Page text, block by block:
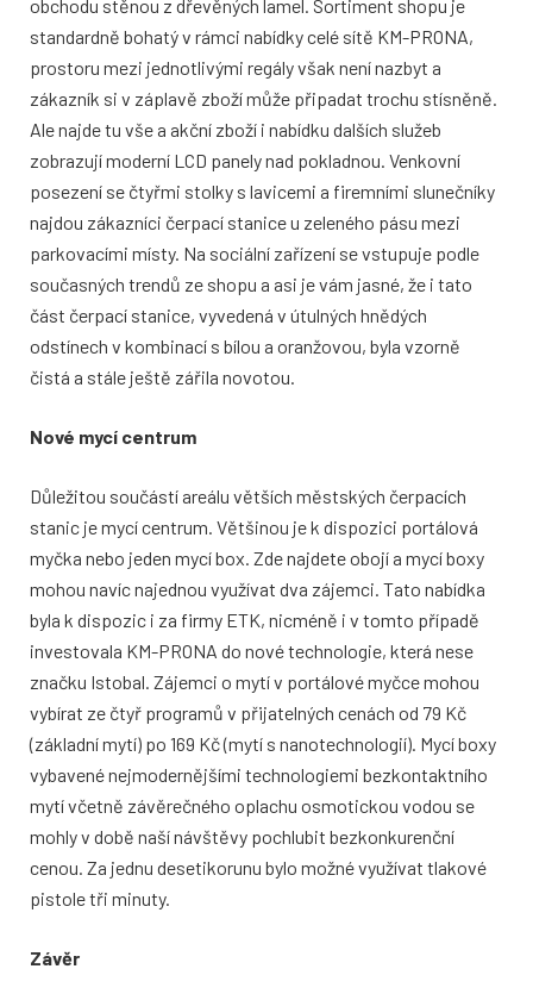
obchodu stěnou z dřevěných lamel. Sortiment shopu je
standardně bohatý v rámci nabídky celé sítě KM-PRONA,
prostoru mezi jednotlivými regály však není nazbyt a
zákazník si v záplavě zboží může připadat trochu stísněně.
Ale najde tu vše a akční zboží i nabídku dalších služeb
zobrazují moderní LCD panely nad pokladnou. Venkovní
posezení se čtyřmi stolky s lavicemi a firemními slunečníky
najdou zákazníci čerpací stanice u zeleného pásu mezi
parkovacími místy. Na sociální zařízení se vstupuje podle
současných trendů ze shopu a asi je vám jasné, že i tato
část čerpací stanice, vyvedená v útulných hnědých
odstínech v kombinací s bílou a oranžovou, byla vzorně
čistá a stále ještě zářila novotou.
Nové mycí centrum
Důležitou součástí areálu větších městských čerpacích
stanic je mycí centrum. Většinou je k dispozici portálová
myčka nebo jeden mycí box. Zde najdete obojí a mycí boxy
mohou navíc najednou využívat dva zájemci. Tato nabídka
byla k dispozic i za firmy ETK, nicméně i v tomto případě
investovala KM-PRONA do nové technologie, která nese
značku Istobal. Zájemci o mytí v portálové myčce mohou
vybírat ze čtyř programů v přijatelných cenách od 79 Kč
(základní mytí) po 169 Kč (mytí s nanotechnologií). Mycí boxy
vybavené nejmodernějšími technologiemi bezkontaktního
mytí včetně závěrečného oplachu osmotickou vodou se
mohly v době naší návštěvy pochlubit bezkonkurenční
cenou. Za jednu desetikorunu bylo možné využívat tlakové
pistole tři minuty.
Závěr